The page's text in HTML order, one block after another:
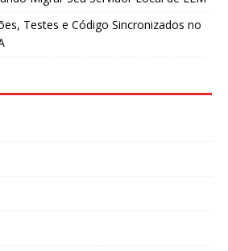
Testes e Código Sincronizados no